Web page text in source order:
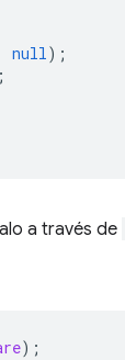
null);
a través de
);